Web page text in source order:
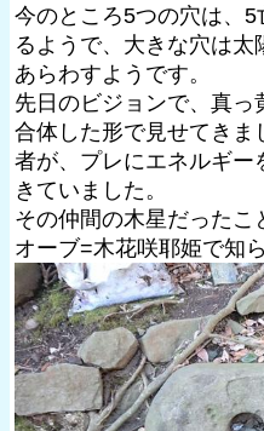
今のところ5つの穴は、
るようで、大きな穴は
あらわすようです。
先日のビジョンで、真
合体した形で見せてきま
者が、プレにエネルギー
きていました。
その仲間の木星だった
オーブ=木花咲耶姫で知